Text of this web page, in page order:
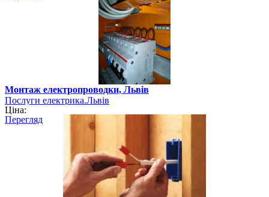
Монтаж електропроводки, Львів
Послуги електрика.Львів
Ціна:
Перегляд